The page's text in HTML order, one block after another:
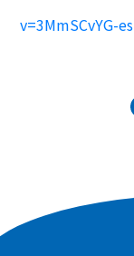
v=3MmSCvYG-es